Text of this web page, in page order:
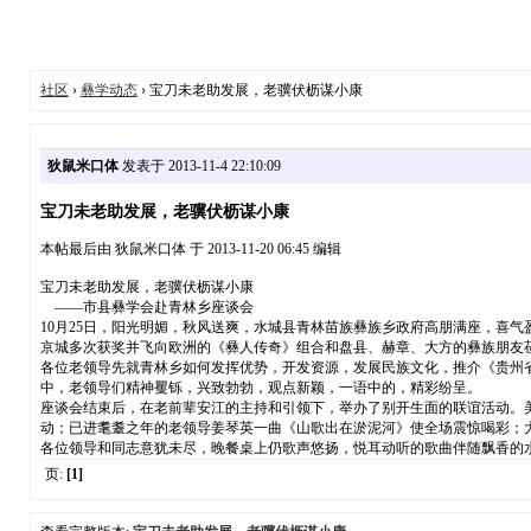
社区 › 彝学动态› 宝刀未老助发展，老骥伏枥谋小康
狄鼠米口体发表于 2013-11-4 22:10:09
宝刀未老助发展，老骥伏枥谋小康
本帖最后由 狄鼠米口体 于 2013-11-20 06:45 编辑
宝刀未老助发展，老骥伏枥谋小康
——市县彝学会赴青林乡座谈会
10月25日，阳光明媚，秋风送爽，水城县青林苗族彝族乡政府高朋满座，喜
京城多次获奖并飞向欧洲的《彝人传奇》组合和盘县、赫章、大方的彝族朋友
各位老领导先就青林乡如何发挥优势，开发资源，发展民族文化，推介《贵
中，老领导们精神矍铄，兴致勃勃，观点新颖，一语中的，精彩纷呈。
座谈会结束后，在老前辈安江的主持和引领下，举办了别开生面的联谊活动
动；已进耄耋之年的老领导姜琴英一曲《山歌出在淤泥河》使全场震惊喝彩；
各位领导和同志意犹未尽，晚餐桌上仍歌声悠扬，悦耳动听的歌曲伴随飘香的
页: [1]